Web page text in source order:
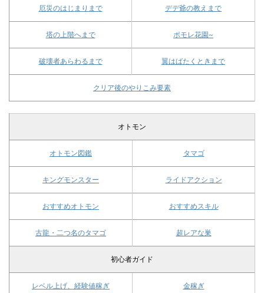
厄災のはじまりまで デデ爺の教えまで
塔の上階へまで ポモレ花園~
破壊者あらわるまで 翼はばたくときまで
クリア後のやりこみ要素
オトモン
オトモン図鑑 タマゴ
キングモンスター ライドアクション
おすすめオトモン おすすめスキル
古龍・二つ名のタマゴ 超レアな巣
初心者ガイド
レベル上げ、経験値稼ぎ 金稼ぎ